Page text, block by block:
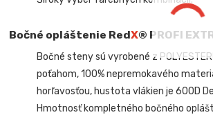
Bočné opláštenie RedX® PROFI
Bočné steny sú vyrobené z
poťahom, 100% nepremokavého
horľavosťou, hustota vlákien je 600D
Hmotnosť kompletného bočného